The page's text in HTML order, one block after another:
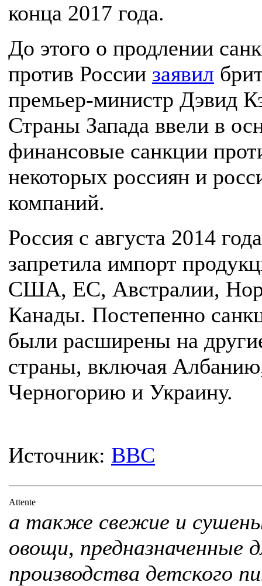
конца 2017 года.
До этого о продлении
против России заявил
премьер-министр Дэвид
Страны Запада ввели в
финансовые санкции
некоторых россиян и
компаний.
Россия с августа 2014 года
запретила импорт
США, ЕС, Австралии,
Канады. Постепенно
были расширены на
страны, включая
Черногорию и Украину.
Источник: BBC
Attente
а также свежие и
овощи, предназначенные
производства детского